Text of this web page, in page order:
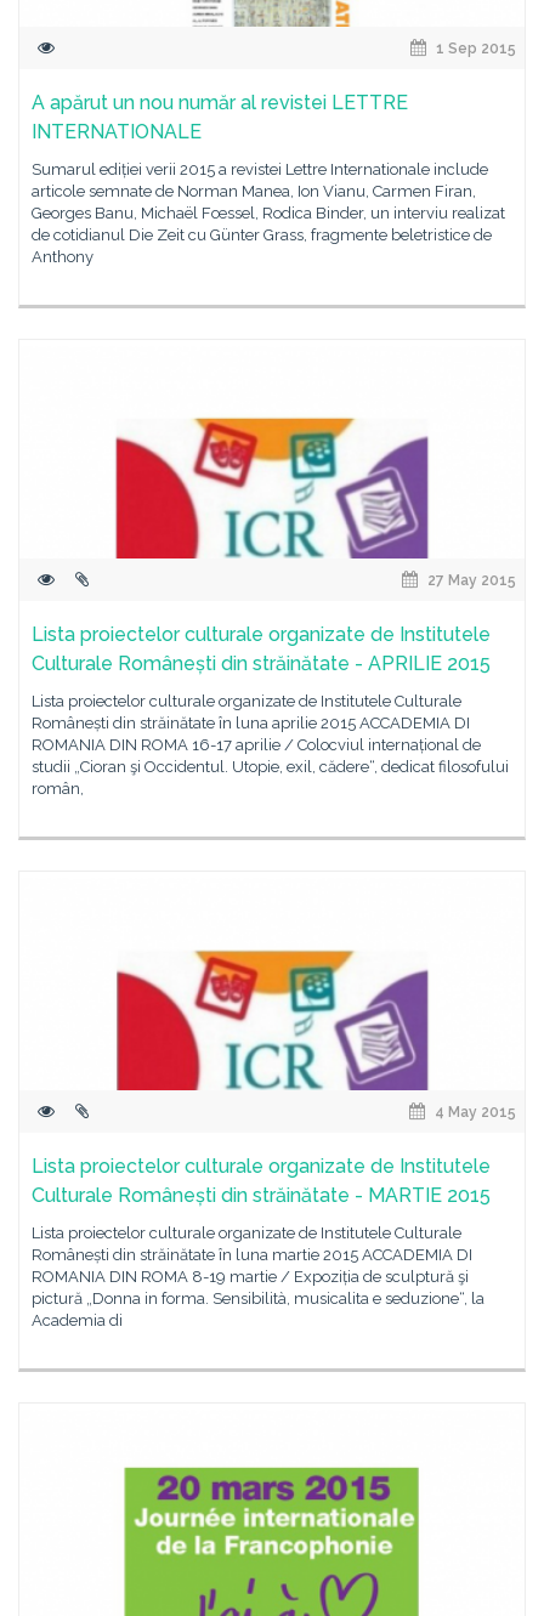
1 Sep 2015
A apărut un nou număr al revistei LETTRE
INTERNATIONALE
Sumarul ediției verii 2015 a revistei Lettre Internationale include
articole semnate de Norman Manea, Ion Vianu, Carmen Firan,
Georges Banu, Michaël Fœssel, Rodica Binder, un interviu realizat
de cotidianul Die Zeit cu Günter Grass, fragmente beletristice de
Anthony
27 May 2015
Lista proiectelor culturale organizate de Institutele
Culturale Românești din străinătate - APRILIE 2015
Lista proiectelor culturale organizate de Institutele Culturale
Românești din străinătate în luna aprilie 2015 ACCADEMIA DI
ROMANIA DIN ROMA 16-17 aprilie / Colocviul internațional de
studii „Cioran şi Occidentul. Utopie, exil, cădere“, dedicat filosofului
român,
4 May 2015
Lista proiectelor culturale organizate de Institutele
Culturale Românești din străinătate - MARTIE 2015
Lista proiectelor culturale organizate de Institutele Culturale
Românești din străinătate în luna martie 2015 ACCADEMIA DI
ROMANIA DIN ROMA 8-19 martie / Expoziția de sculptură şi
pictură „Donna in forma. Sensibilità, musicalita e seduzione“, la
Academia di